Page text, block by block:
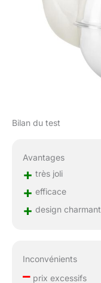
Bilan du test
Avantages
+ très joli
+ efficace
+ design charmant
Inconvénients
–prix excessifs